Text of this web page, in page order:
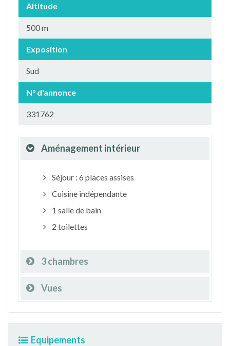
Altitude
500 m
Exposition
Sud
N° d'annonce
331762
Aménagement intérieur
Séjour : 6 places assises
Cuisine indépendante
1 salle de bain
2 toilettes
3 chambres
Vues
Equipements